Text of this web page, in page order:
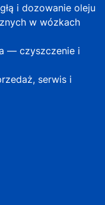
i dozowanie oleju
w wózkach
— czyszczenie i
serwis i